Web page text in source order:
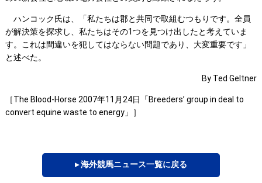
ハンコック氏は、「私たちは郡と共同で取組むつもりです。全員
が解決策を探求し、私たちはその1つを見つけ出したと考えていま
す。これは間違いを犯してはならない問題であり、大変重要です」
と述べた。
By Ted Geltner
［The Blood-Horse 2007年11月24日「Breeders’ group in deal to
convert equine waste to energy」］
▸ 海外競馬ニュース一覧に戻る